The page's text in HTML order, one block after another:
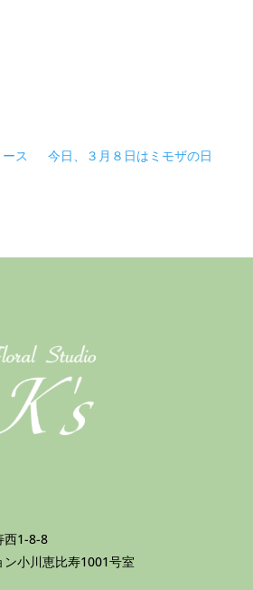
ス 今日、３月８日はミモザの日
西1-8-8
小川恵比寿1001号室